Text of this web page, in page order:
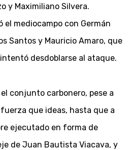
y Maximiliano Silvera.
el mediocampo con Germán
Santos y Mauricio Amaro, que
desdoblarse al ataque.
conjunto carbonero, pese a
que ideas, hasta que a
ejecutado en forma de
de Juan Bautista Viacava, y